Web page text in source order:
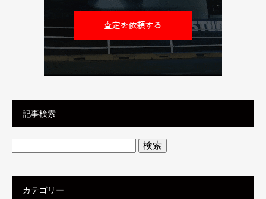
記事検索
検
索:
カテゴリー